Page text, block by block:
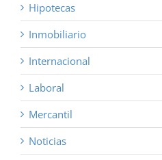
Hipotecas
Inmobiliario
Internacional
Laboral
Mercantil
Noticias